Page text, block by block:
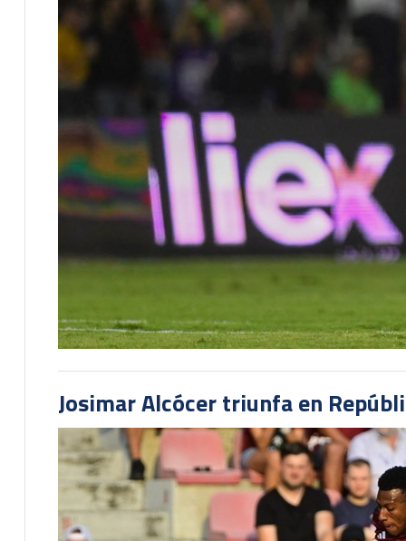
Josimar Alcócer triunfa en